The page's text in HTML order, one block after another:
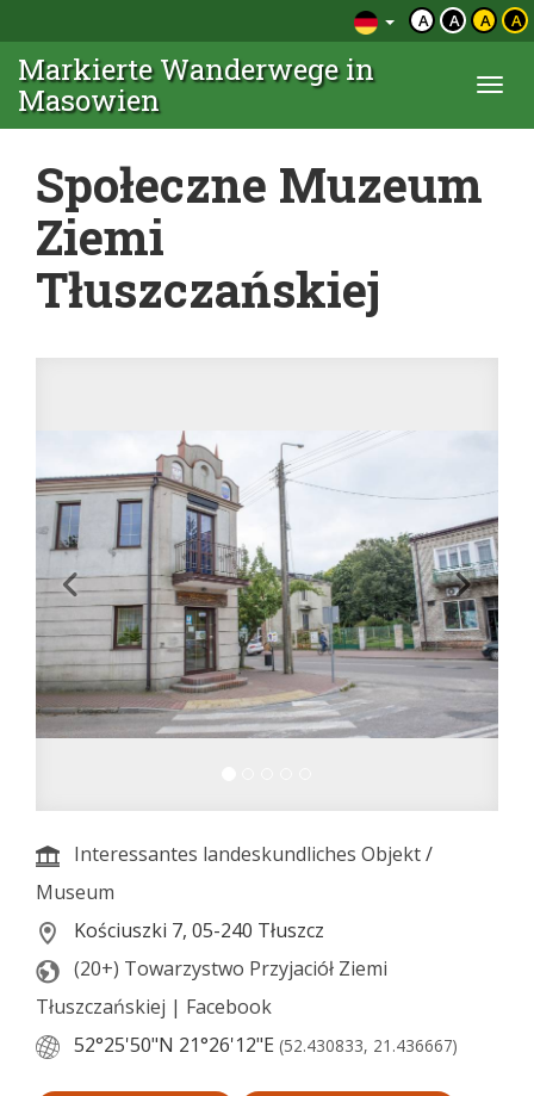
A A A A
Markierte Wanderwege in
Masowien
Społeczne Muzeum
Ziemi
Tłuszczańskiej
Interessantes landeskundliches Objekt/
Museum
Kościuszki 7, 05-240 Tłuszcz
(20+) Towarzystwo Przyjaciół Ziemi
Tłuszczańskiej | Facebook
52°25'50"N 21°26'12"E (52.430833, 21.436667)